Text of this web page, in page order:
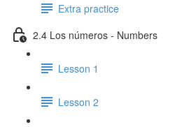
Extra practice
2.4 Los números - Numbers
Lesson 1
Lesson 2